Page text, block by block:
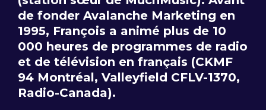
de fonder Avalanche Marketing en
1995, François a animé plus de 10
000 heures de programmes de radio
et de télévision en français (CKMF
94 Montréal, Valleyfield CFLV-1370,
Radio-Canada).